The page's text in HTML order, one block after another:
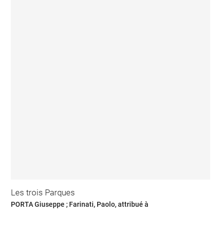
Les trois Parques
PORTA Giuseppe ; Farinati, Paolo, attribué à